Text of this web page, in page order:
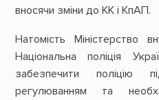
вносячи зміни до КК і КпАП.
Натомість Міністерство
Національна поліція
забезпечити поліцію
регулюванням та